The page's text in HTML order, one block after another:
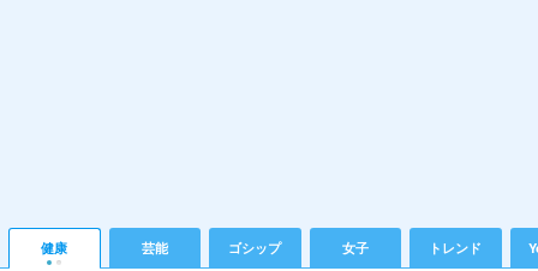
健康 芸能 ゴシップ 女子 トレンド